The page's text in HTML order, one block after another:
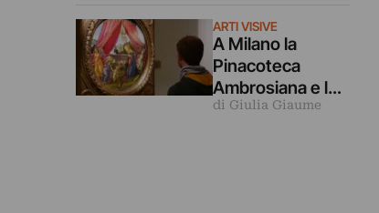
Mediterraneo e
Asia
ARTI VISIVE
A Milano la
Pinacoteca
Ambrosiana e la
Cripta di San
di Giulia Giaume